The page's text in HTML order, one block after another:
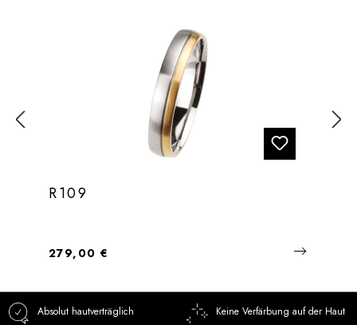
R109
Regulärer Preis:
279,00 €
Absolut hautverträglich Keine Verfärbung auf der Haut